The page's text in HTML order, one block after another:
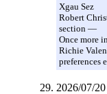
Xgau Sez
Robert
section —
Once more
Richie
preferences
2026/07/